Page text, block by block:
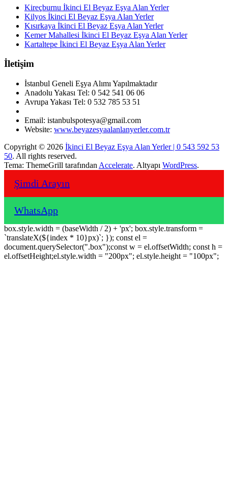
Kireçburnu İkinci El Beyaz Eşya Alan Yerler
Kilyos İkinci El Beyaz Eşya Alan Yerler
Kısırkaya İkinci El Beyaz Eşya Alan Yerler
Kemer Mahallesi İkinci El Beyaz Eşya Alan Yerler
Kartaltepe İkinci El Beyaz Eşya Alan Yerler
İletişim
İstanbul Geneli Eşya Alımı Yapılmaktadır
Anadolu Yakası Tel: 0 542 541 06 06
Avrupa Yakası Tel: 0 532 785 53 51
Email: istanbulspotesya@gmail.com
Website: www.beyazesyaalanlanyerler.com.tr
Copyright © 2026 İkinci El Beyaz Eşya Alan Yerler | 0 543 592 53
50. All rights reserved.
Tema: ThemeGrill tarafından Accelerate. Altyapı WordPress.
Şimdi Arayın
WhatsApp
box.style.width = (baseWidth / 2) + 'px'; box.style.transform =
`translateX(${index * 10}px)`; }); const el =
document.querySelector(".box");const w = el.offsetWidth; const h =
el.offsetHeight;el.style.width = "200px"; el.style.height = "100px";